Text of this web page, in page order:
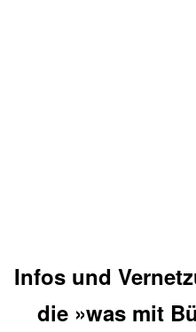
Infos und
die »was mit